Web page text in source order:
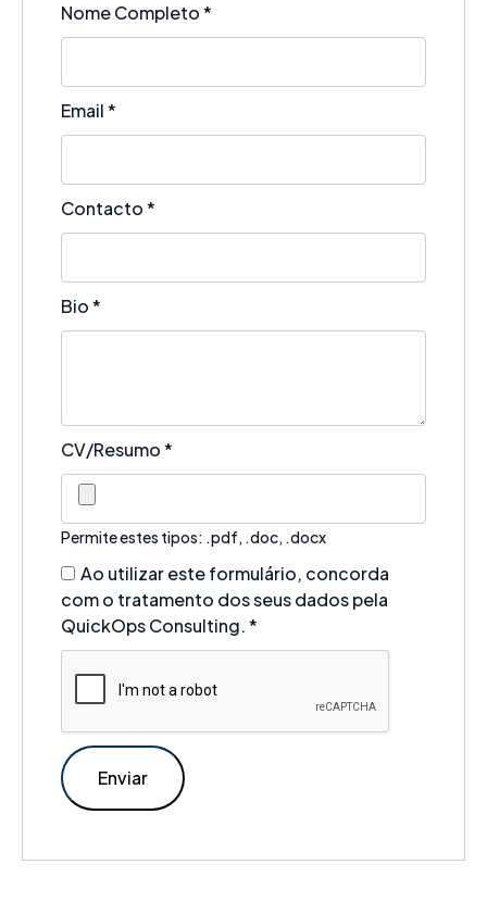
Nome Completo*
Email*
Contacto*
Bio*
CV/Resumo*
Permite estes tipos: .pdf, .doc, .docx
Ao utilizar este formulário, concorda
com o tratamento dos seus dados pela
QuickOps Consulting.*